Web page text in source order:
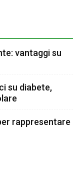
vantaggi su
su diabete,
rappresentare